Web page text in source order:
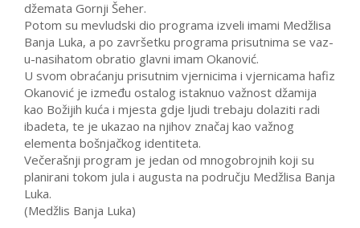
džemata Gornji Šeher.
Potom su mevludski dio programa izveli imami Medžlisa
Banja Luka, a po završetku programa prisutnima se vaz-
u-nasihatom obratio glavni imam Okanović.
U svom obraćanju prisutnim vjernicima i vjernicama hafiz
Okanović je između ostalog istaknuo važnost džamija
kao Božijih kuća i mjesta gdje ljudi trebaju dolaziti radi
ibadeta, te je ukazao na njihov značaj kao važnog
elementa bošnjačkog identiteta.
Večerašnji program je jedan od mnogobrojnih koji su
planirani tokom jula i augusta na području Medžlisa Banja
Luka.
(Medžlis Banja Luka)